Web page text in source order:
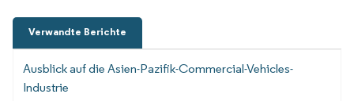
Verwandte Berichte
Ausblick auf die Asien-Pazifik-Commercial-Vehicles-
Industrie